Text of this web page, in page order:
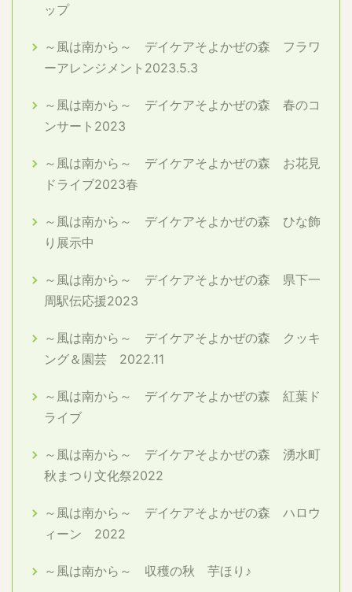
ップ
～風は南から～ デイケアそよかぜの森 フラワ
ーアレンジメント2023.5.3
～風は南から～ デイケアそよかぜの森 春のコ
ンサート2023
～風は南から～ デイケアそよかぜの森 お花見
ドライブ2023春
～風は南から～ デイケアそよかぜの森 ひな飾
り展示中
～風は南から～ デイケアそよかぜの森 県下一
周駅伝応援2023
～風は南から～ デイケアそよかぜの森 クッキ
ング＆園芸 2022.11
～風は南から～ デイケアそよかぜの森 紅葉ド
ライブ
～風は南から～ デイケアそよかぜの森 湧水町
秋まつり文化祭2022
～風は南から～ デイケアそよかぜの森 ハロウ
ィーン 2022
～風は南から～ 収穫の秋 芋ほり♪